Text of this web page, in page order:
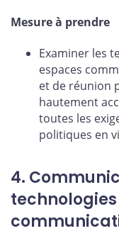
Mesure à prendre
Examiner les
espaces
et de réunion
hautement
toutes les
politiques en
4.